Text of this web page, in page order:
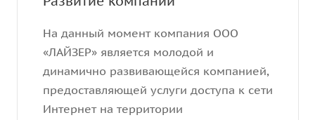
На данный момент компания ООО
«ЛАЙЗЕР» является молодой и
динамично развивающейся компанией,
предоставляющей услуги доступа к сети
Интернет на территории